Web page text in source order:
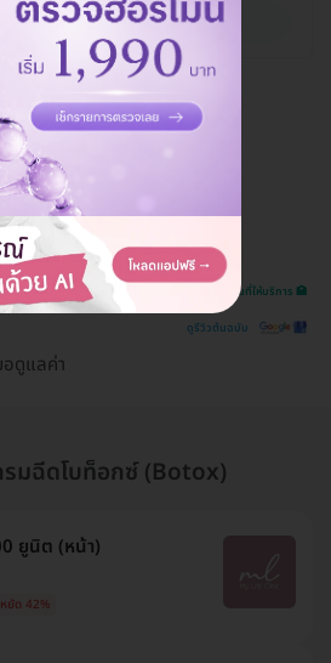
ดูรายละเอียด
รีวิวสถานที่ให้บริการ 🏥
ดูรีวิวต้นฉบับ
ดูแลค่า
รมฉีดโบท็อกซ์ (Botox)
ยูนิต (หน้า)
หยัด 42%